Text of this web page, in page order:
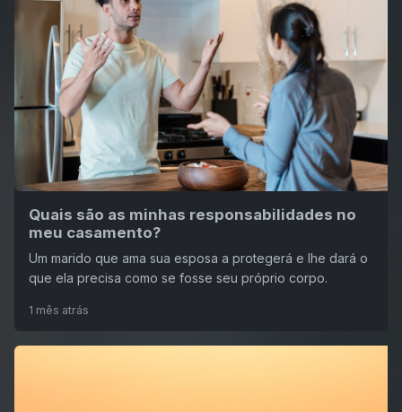
Quais são as minhas responsabilidades no
meu casamento?
Um marido que ama sua esposa a protegerá e lhe dará o
que ela precisa como se fosse seu próprio corpo.
1 mês atrás